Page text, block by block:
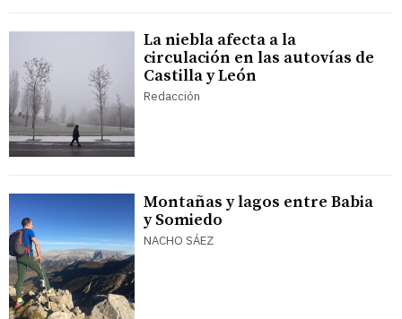
La niebla afecta a la
circulación en las autovías de
Castilla y León
Redacción
Montañas y lagos entre Babia
y Somiedo
NACHO SÁEZ